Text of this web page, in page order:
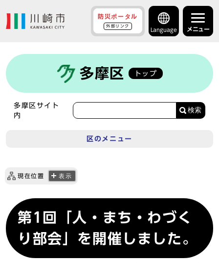
防災ポータル
外部リンク
Language メニュー
多摩区 トップ
多摩区サイト
内
検索
区のメニュー
現在位置 表示
第1回「人・まち・わづく
り部会」を開催しました。